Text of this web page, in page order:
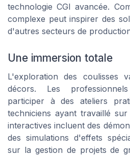
technologie CGI avancée.
complexe peut inspirer des
d'autres secteurs de
Une immersion totale
L'exploration des coulisses
décors. Les
participer à des ateliers
techniciens ayant travaillé
interactives incluent des
des simulations d'effets
sur la gestion de projets de